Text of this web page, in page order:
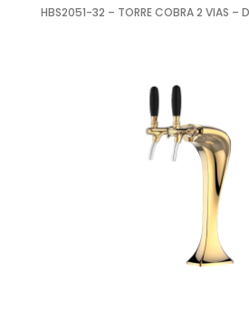
HBS2051-32 – TORRE COBRA 2 VIAS –